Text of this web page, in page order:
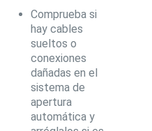
Comprueba si
hay cables
sueltos o
conexiones
dañadas en el
sistema de
apertura
automática y